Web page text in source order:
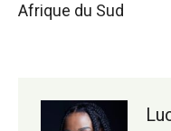
Afrique du Sud